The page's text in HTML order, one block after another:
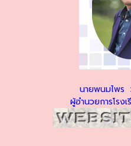
นายพนมไพร
ผู้อำนวยการโรง